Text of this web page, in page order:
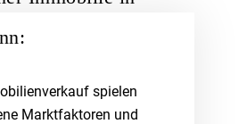
spielen
Marktfaktoren und